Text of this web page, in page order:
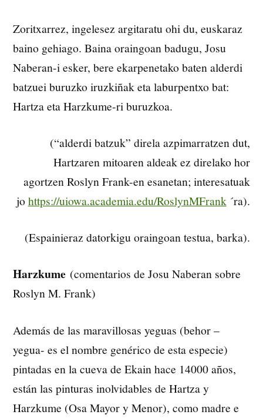
Zoritxarrez, ingelesez argitaratu ohi du, euskaraz
baino gehiago. Baina oraingoan badugu, Josu
Naberan-i esker, bere ekarpenetako baten alderdi
batzuei buruzko iruzkiñak eta laburpentxo bat:
Hartza eta Harzkume-ri buruzkoa.
(“alderdi batzuk” direla azpimarratzen dut,
Hartzaren mitoaren aldeak ez direlako hor
agortzen Roslyn Frank-en esanetan; interesatuak
johttps://uiowa.academia.edu/RoslynMFrank´ra).
(Espainieraz datorkigu oraingoan testua, barka).
Harzkume (comentarios de Josu Naberan sobre
Roslyn M. Frank)
Además de las maravillosas yeguas (behor –
yegua- es el nombre genérico de esta especie)
pintadas en la cueva de Ekain hace 14000 años,
están las pinturas inolvidables de Hartza y
Harzkume (Osa Mayor y Menor), como madre e